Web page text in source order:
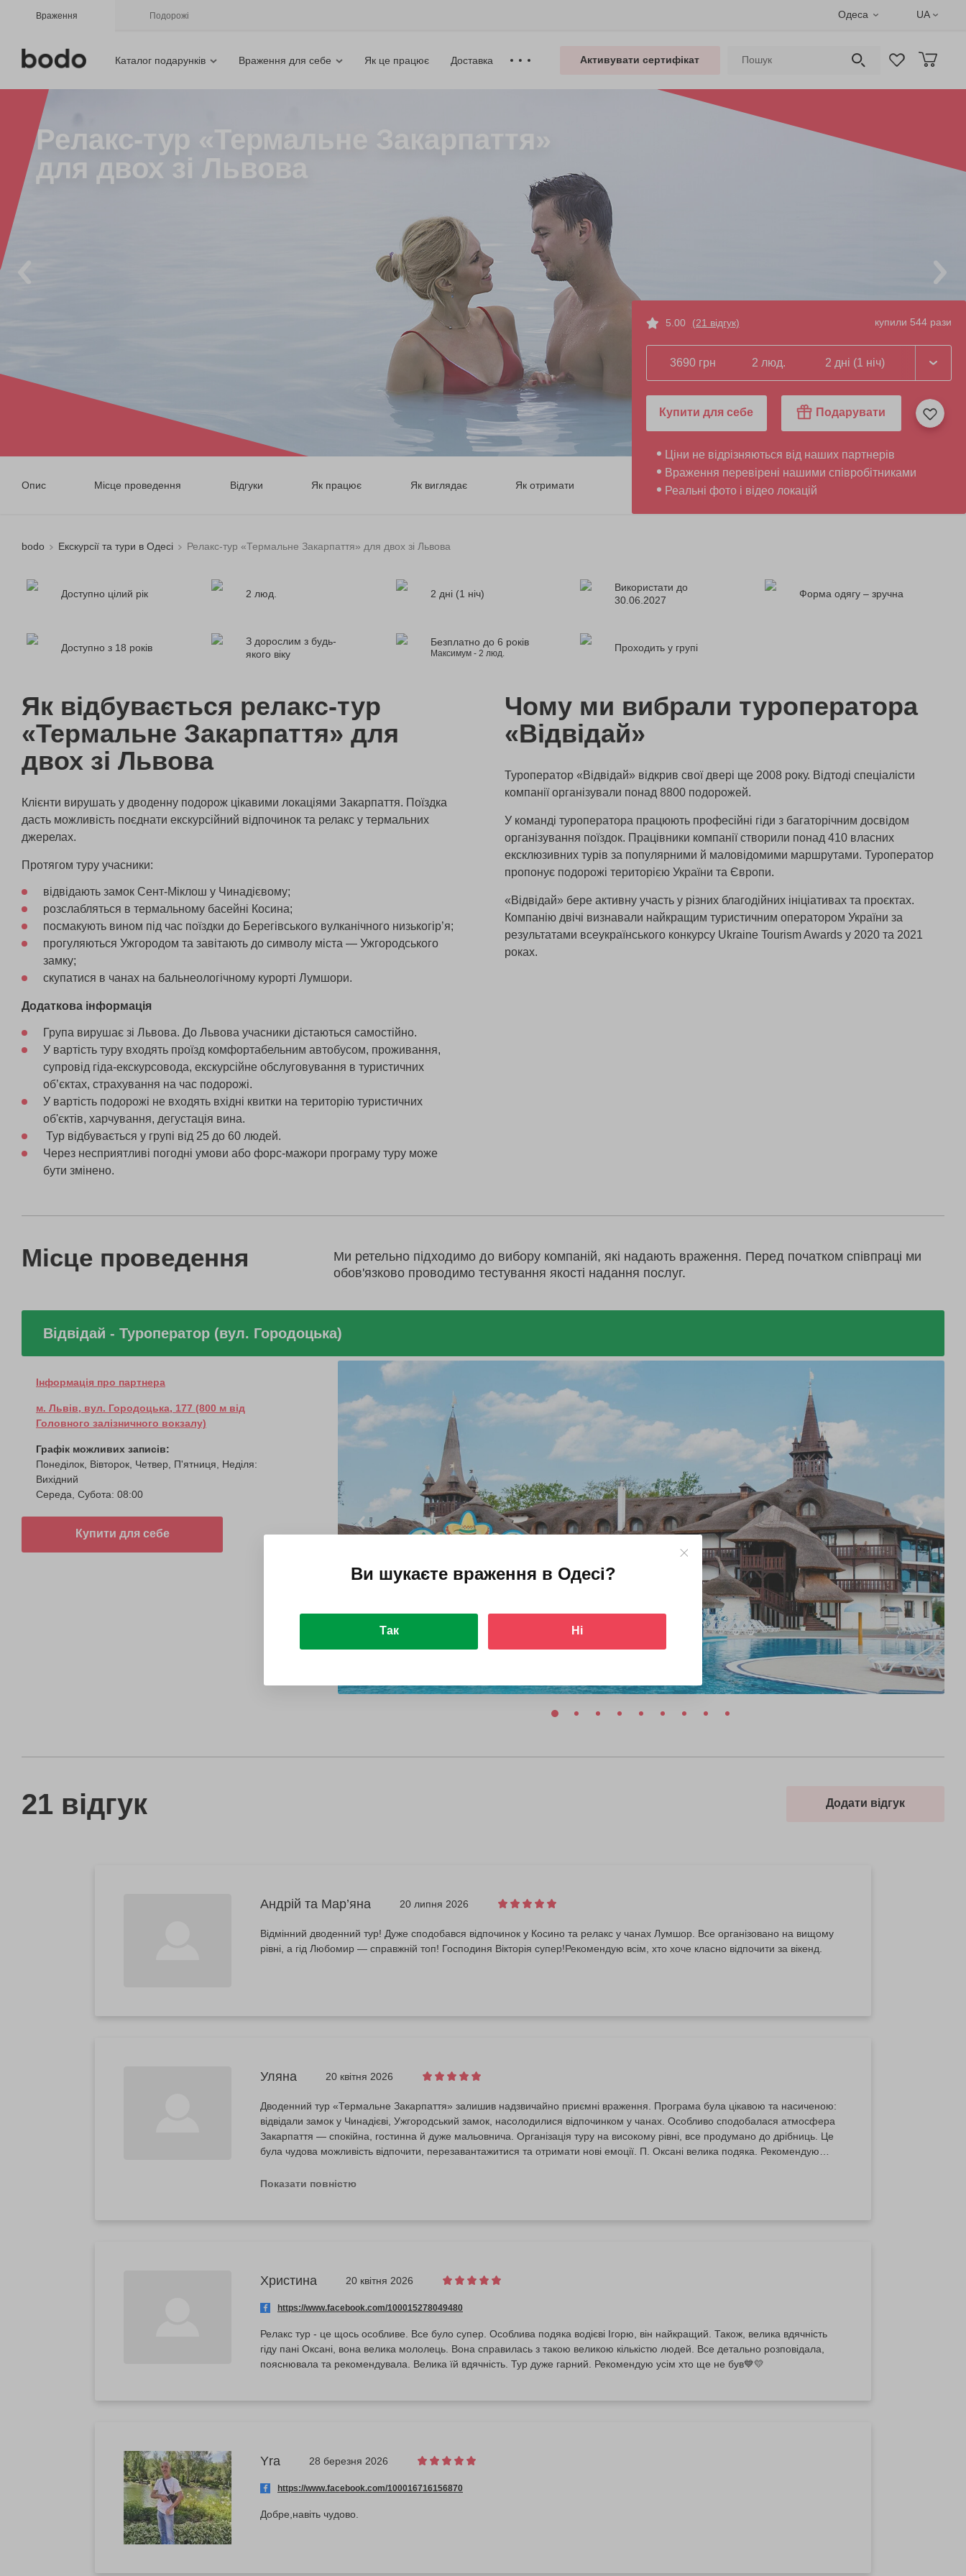
Враження Подорожі Одеса UA
Каталог подарунків Враження для себе Як це працює Доставка Активувати сертифікат
Релакс-тур «Термальне Закарпаття»
для двох зі Львова
Опис Місце проведення Відгуки Як працює Як виглядає Як отримати
5.00 (21 відгук) купили 544 рази
3690 грн 2 люд. 2 дні (1 ніч)
Купити для себе Подарувати
Ціни не відрізняються від наших партнерів
Враження перевірені нашими співробітниками
Реальні фото і відео локацій
bodo Екскурсії та тури в Одесі Релакс-тур «Термальне Закарпаття» для двох зі Львова
Доступно цілий рік 2 люд. 2 дні (1 ніч)
Використати до
30.06.2027
Форма одягу – зручна
Доступно з 18 років
З дорослим з будь-
якого віку
Безплатно до 6 років
Максимум - 2 люд.
Проходить у групі
Як відбувається релакс-тур
«Термальне Закарпаття» для
двох зі Львова
Клієнти вирушать у дводенну подорож цікавими локаціями Закарпаття. Поїздка
дасть можливість поєднати екскурсійний відпочинок та релакс у термальних
джерелах.
Протягом туру учасники:
відвідають замок Сент-Міклош у Чинадієвому;
розслабляться в термальному басейні Косина;
посмакують вином під час поїздки до Берегівського вулканічного низькогір’я;
прогуляються Ужгородом та завітають до символу міста — Ужгородського
замку;
скупатися в чанах на бальнеологічному курорті Лумшори.
Додаткова інформація
Група вирушає зі Львова. До Львова учасники дістаються самостійно.
У вартість туру входять проїзд комфортабельним автобусом, проживання,
супровід гіда-екскурсовода, екскурсійне обслуговування в туристичних
об’єктах, страхування на час подорожі.
У вартість подорожі не входять вхідні квитки на територію туристичних
об'єктів, харчування, дегустація вина.
Тур відбувається у групі від 25 до 60 людей.
Через несприятливі погодні умови або форс-мажори програму туру може
бути змінено.
Чому ми вибрали туроператора
«Відвідай»
Туроператор «Відвідай» відкрив свої двері ще 2008 року. Відтоді спеціалісти
компанії організували понад 8800 подорожей.
У команді туроператора працюють професійні гіди з багаторічним досвідом
організування поїздок. Працівники компанії створили понад 410 власних
ексклюзивних турів за популярними й маловідомими маршрутами. Туроператор
пропонує подорожі територією України та Європи.
«Відвідай» бере активну участь у різних благодійних ініціативах та проєктах.
Компанію двічі визнавали найкращим туристичним оператором України за
результатами всеукраїнського конкурсу Ukraine Tourism Awards у 2020 та 2021
роках.
Місце проведення
Ми ретельно підходимо до вибору компаній, які надають враження. Перед початком співпраці ми
обов'язково проводимо тестування якості надання послуг.
Відвідай - Туроператор (вул. Городоцька)
Інформація про партнера
м. Львів, вул. Городоцька, 177 (800 м від
Головного залізничного вокзалу)
Графік можливих записів:
Понеділок, Вівторок, Четвер, П'ятниця, Неділя:
Вихідний
Середа, Субота: 08:00
Купити для себе
21 відгук Додати відгук
Андрій та Мар’яна 20 липня 2026
Відмінний дводенний тур! Дуже сподобався відпочинок у Косино та релакс у чанах Лумшор. Все організовано на вищому
рівні, а гід Любомир — справжній топ! Господиня Вікторія супер!Рекомендую всім, хто хоче класно відпочити за вікенд.
Уляна 20 квітня 2026
Дводенний тур «Термальне Закарпаття» залишив надзвичайно приємні враження. Програма була цікавою та насиченою:
відвідали замок у Чинадієві, Ужгородський замок, насолодилися відпочинком у чанах. Особливо сподобалася атмосфера
Закарпаття — спокійна, гостинна й дуже мальовнича. Організація туру на високому рівні, все продумано до дрібниць. Це
була чудова можливість відпочити, перезавантажитися та отримати нові емоції. П. Оксані велика подяка. Рекомендую
Показати повністю
Христина 20 квітня 2026
https://www.facebook.com/100015278049480
Релакс тур - це щось особливе. Все було супер. Особлива подяка водієві Ігорю, він найкращий. Також, велика вдячність
гіду пані Оксані, вона велика мололець. Вона справилась з такою великою кількістю людей. Все детально розповідала,
пояснювала та рекомендувала. Велика їй вдячність. Тур дуже гарний. Рекомендую усім хто ще не був💙💛
Yra 28 березня 2026
https://www.facebook.com/100016716156870
Добре,навіть чудово.
Ви шукаєте враження в Одесі?
Так Ні